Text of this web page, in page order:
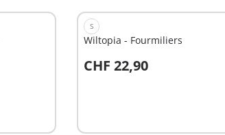
S
Wiltopia - Fourmiliers
CHF 22,90
Au panier